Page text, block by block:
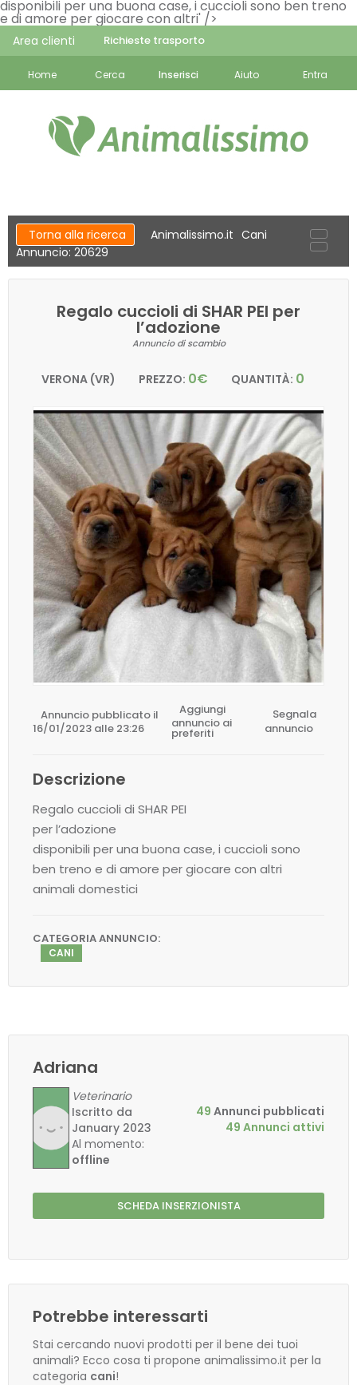
disponibili per una buona case, i cuccioli sono ben treno
e di amore per giocare con altri' />
Area clienti Richieste trasporto
Home Cerca Inserisci Aiuto Entra
Torna alla ricerca Animalissimo.it Cani
Annuncio: 20629
Regalo cuccioli di SHAR PEI per
l’adozione
Annuncio di scambio
VERONA (VR) PREZZO: 0€ QUANTITÀ: 0
Annuncio pubblicato il
16/01/2023 alle 23:26
Aggiungi
annuncio ai
preferiti
Segnala
annuncio
Descrizione
Regalo cuccioli di SHAR PEI
per l’adozione
disponibili per una buona case, i cuccioli sono
ben treno e di amore per giocare con altri
animali domestici
CATEGORIA ANNUNCIO:
CANI
Adriana
Veterinario
Iscritto da
January 2023
Al momento:
offline
49 Annunci pubblicati
49 Annunci attivi
SCHEDA INSERZIONISTA
Potrebbe interessarti
Stai cercando nuovi prodotti per il bene dei tuoi
animali? Ecco cosa ti propone animalissimo.it per la
categoria cani!